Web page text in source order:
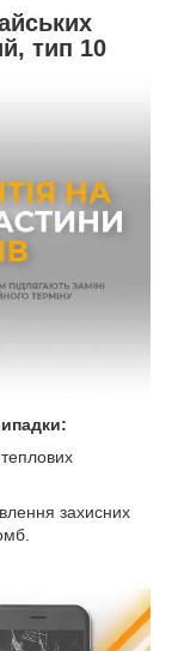
тип 10
теплових
захисних